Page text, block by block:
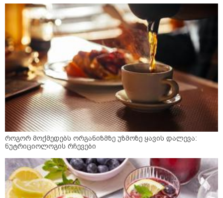
როგორ მოქმედებს ორგანიზმზე უზმოზე ყავის დალევა:
ნუტრიციოლოგის რჩევები